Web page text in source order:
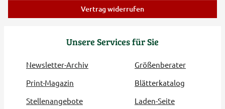
Unsere Services für Sie
Newsletter-Archiv
Größenberater
Print-Magazin
Blätterkatalog
Stellenangebote
Laden-Seite
Vertrag widerrufen